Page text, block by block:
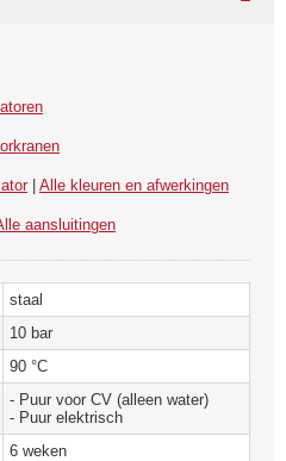
alternatief voor klassieke gietijzeren
van de verwarmingsvloeistof
| Alle kleuren en afwerkingen
aansluitingen
staal
10 bar
90 °C
- Puur voor CV (alleen water)
- Puur elektrisch
6 weken